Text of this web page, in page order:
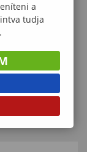
a
tudja